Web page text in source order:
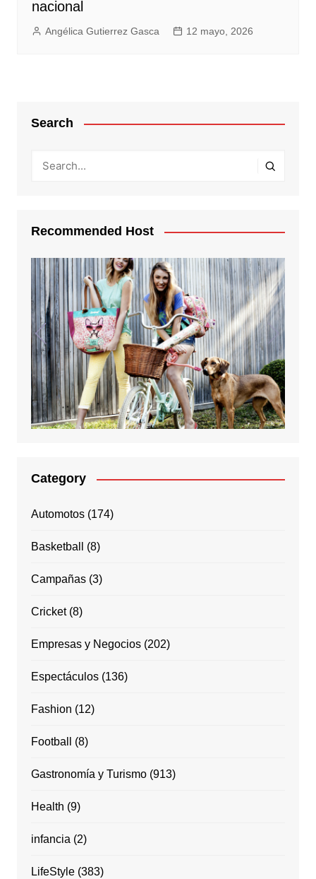
nacional
Angélica Gutierrez Gasca 12 mayo, 2026
Search
Recommended Host
Category
Automotos(174)
Basketball (8)
Campañas(3)
Cricket(8)
Empresas y Negocios(202)
Espectáculos(136)
Fashion (12)
Football (8)
Gastronomía y Turismo(913)
Health (9)
infancia (2)
LifeStyle(383)